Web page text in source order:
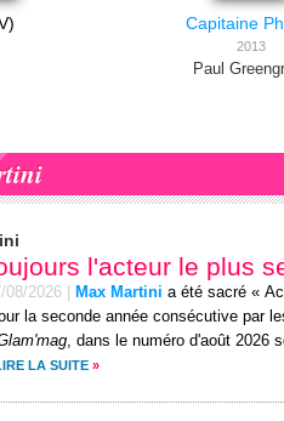
Capitaine
2013
Paul
l'acteur le plus
08/2026 Max Martini a été sacré «
la seconde année consécutive par
, dans le numéro d'août 2026
LA SUITE »